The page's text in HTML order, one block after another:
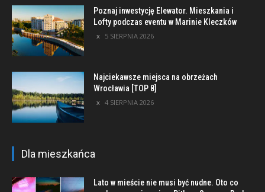
Poznaj inwestycję Elewator. Mieszkania i
Lofty podczas eventu w Marinie Kleczków
5 SIERPNIA 2026
Najciekawsze miejsca na obrzeżach
Wrocławia [TOP 8]
4 SIERPNIA 2026
Dla mieszkańca
Lato w mieście nie musi być nudne. Oto co